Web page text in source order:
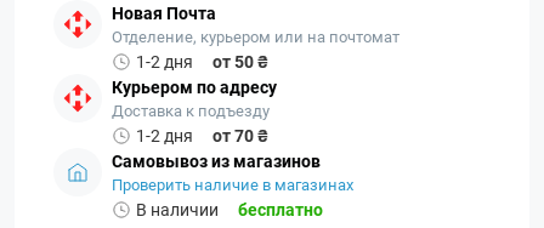
Новая Почта
Отделение, курьером или на почтомат
1-2 дня
от 50 ₴
Курьером по адресу
Доставка к подъезду
1-2 дня
от 70 ₴
Самовывоз из магазинов
Проверить наличие в магазинах
В наличии бесплатно